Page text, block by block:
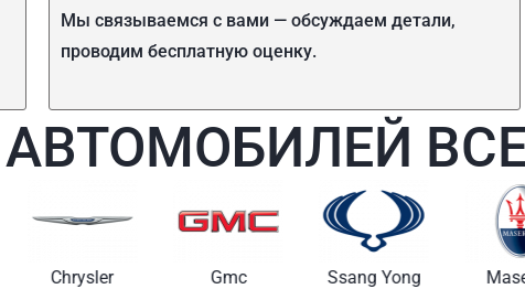
Мы связываемся с вами — обсуждаем детали,
проводим бесплатную оценку.
Chrysler Gmc Ssang Yong